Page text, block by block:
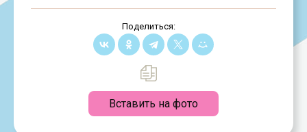
Поделиться:
Вставить на фото